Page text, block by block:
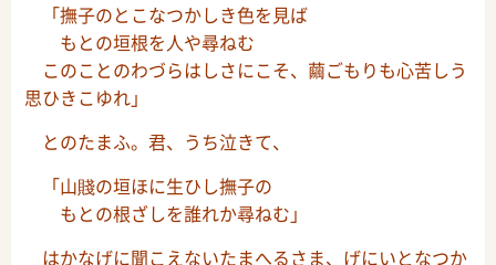
「撫子のとこなつかしき色を見ば
もとの垣根を人や尋ねむ
このことのわづらはしさにこそ、繭ごもりも心苦しう
思ひきこゆれ」
とのたまふ。君、うち泣きて、
「山賤の垣ほに生ひし撫子の
もとの根ざしを誰れか尋ねむ」
はかなげに聞こえないたまへるさま、げにいとなつか